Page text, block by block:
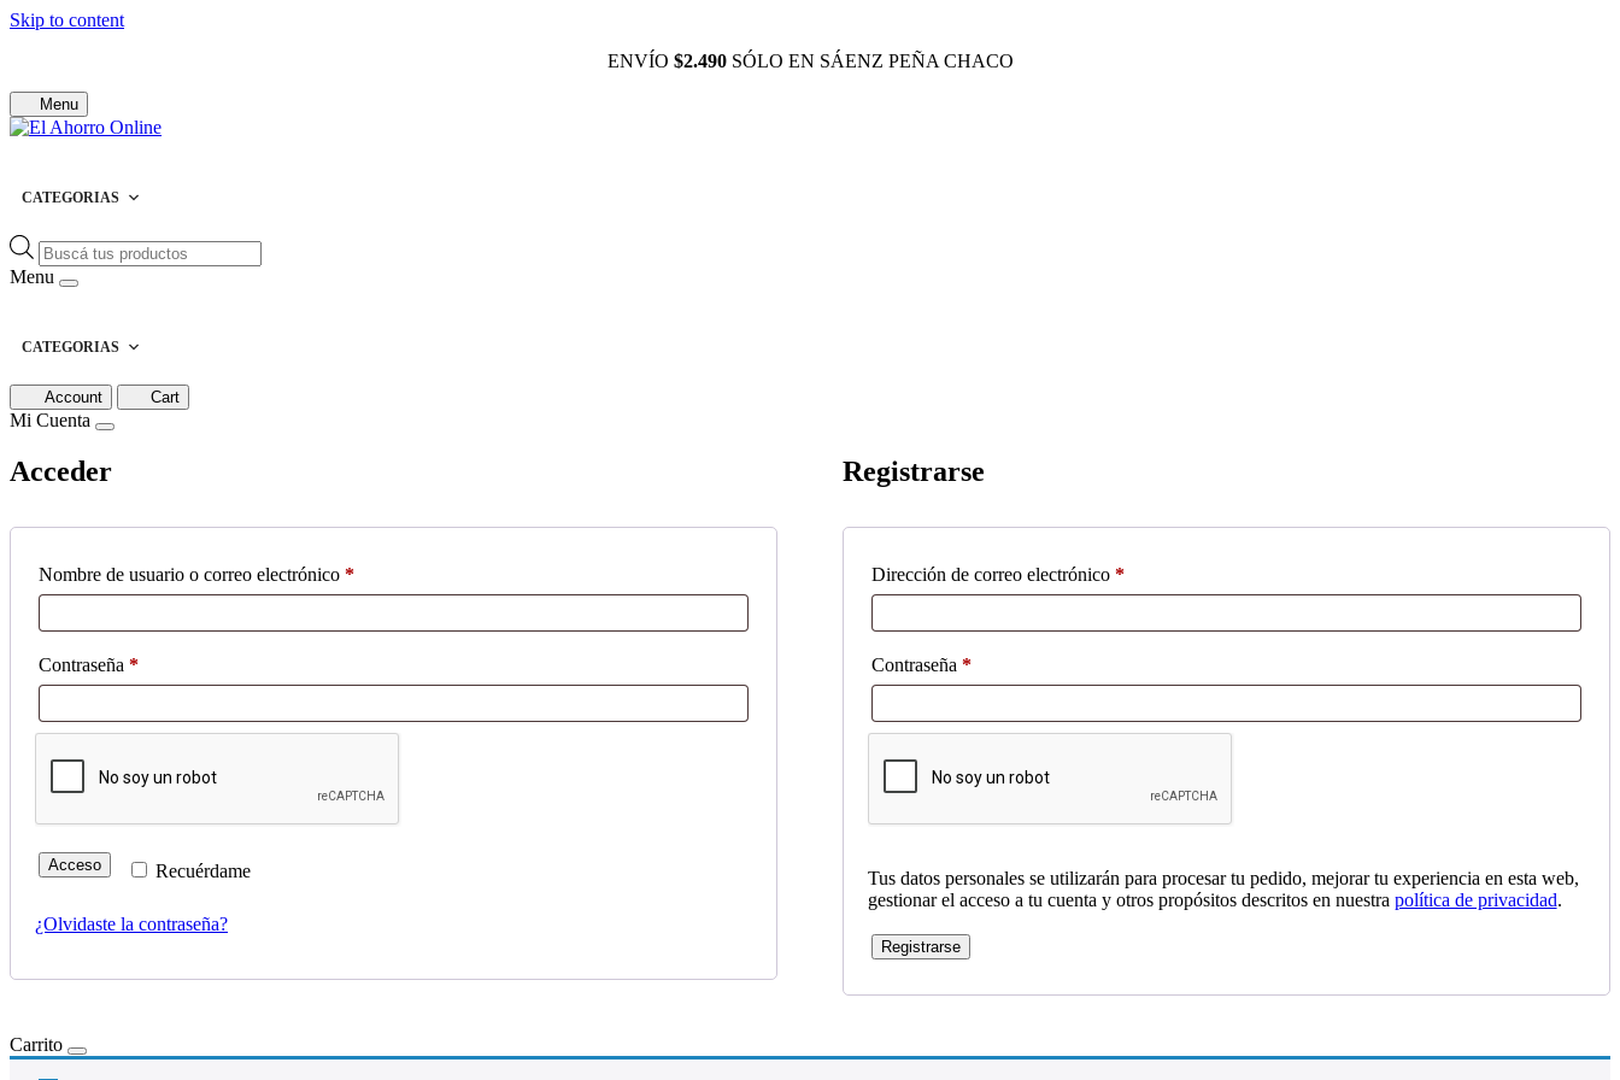
Skip to content
ENVÍO $2.490 SÓLO EN SÁENZ PEÑA CHACO
Menu
CATEGORIAS
Búsqueda
de
productos
Menu
CATEGORIAS
Account Cart
Mi Cuenta
Acceder
Nombre de usuario o correo electrónico *Obligatorio
Contraseña *Obligatorio
Recuérdame
Acceso
¿Olvidaste la contraseña?
Registrarse
Dirección de correo electrónico *Obligatorio
Contraseña *Obligatorio
Tus datos personales se utilizarán para procesar tu pedido, mejorar tu experiencia en esta web,
gestionar el acceso a tu cuenta y otros propósitos descritos en nuestra política de privacidad.
Registrarse
Carrito